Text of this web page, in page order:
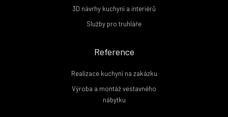
3D návrhy kuchyní a interiérů
Služby pro truhláře
Reference
Realizace kuchyní na zakázku
Výroba a montáž vestavného
nábytku